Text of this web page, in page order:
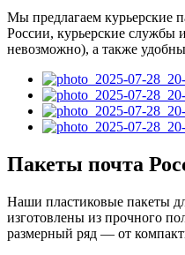
Мы предлагаем курьерские
России, курьерские службы
невозможно), а также
Пакеты почта
Наши пластиковые пакеты
изготовлены из прочного
размерный ряд — от